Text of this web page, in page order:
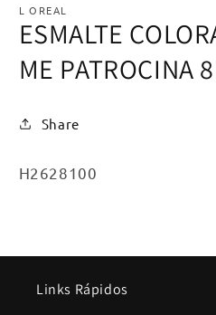
1
janela
modal
L OREAL
ESMALTE
ME PATROCINA
Share
SKU:
H2628100
Links Rápidos